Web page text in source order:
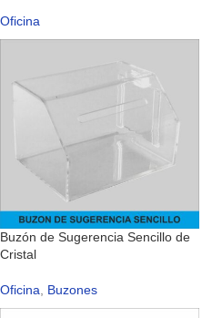
Oficina
Buzón de Sugerencia Sencillo de
Cristal
Oficina, Buzones